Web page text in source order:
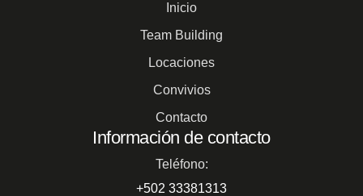
Inicio
Team Building
Locaciones
Convivios
Contacto
Información de contacto
Teléfono:
+502 33381313